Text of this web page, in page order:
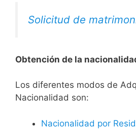
Solicitud de
Obtención de la
​​​Los diferentes modos de
Nacionalidad son:
Nacionalidad por